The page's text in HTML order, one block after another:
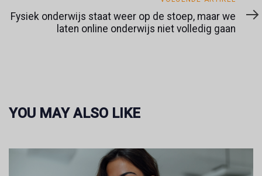
artikel
Fysiek onderwijs staat weer op de stoep, maar we
laten online onderwijs niet volledig gaan
YOU MAY ALSO LIKE